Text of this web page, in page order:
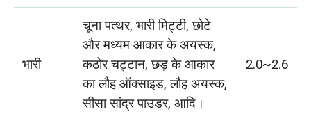
भारी
चूना पत्थर, भारी मिट्टी, छोटे
और मध्यम आकार के अयस्क,
कठोर चट्टान, छड़ के आकार
का लौह ऑक्साइड, लौह अयस्क,
सीसा सांद्र पाउडर, आदि।
2.0~2.6